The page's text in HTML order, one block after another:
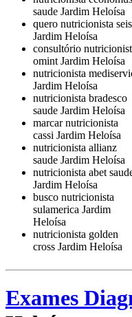
saude Jardim Heloísa
quero nutricionista
Jardim Heloísa
consultório
omint Jardim Heloísa
nutricionista
Jardim Heloísa
nutricionista bradesco
saude Jardim Heloísa
marcar nutricionista
cassi Jardim Heloísa
nutricionista allianz
saude Jardim Heloísa
nutricionista abet
Jardim Heloísa
busco nutricionista
sulamerica Jardim
Heloísa
nutricionista golden
cross Jardim Heloísa
Exames